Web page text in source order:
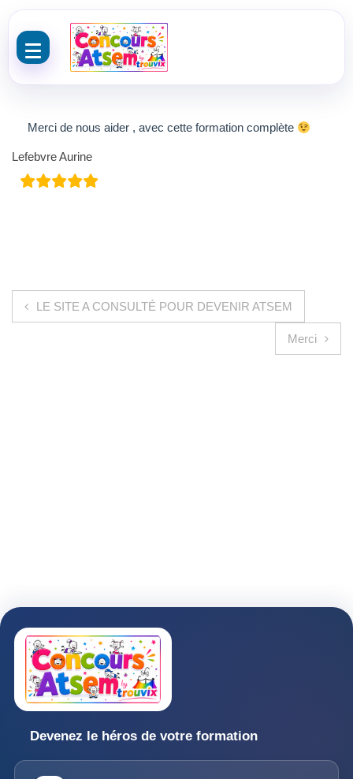
Merci de nous aider , avec cette formation complète
Lefebvre Aurine
Navigation de l’article
LE SITE A CONSULTÉ POUR DEVENIR ATSEM
Merci
Devenez le héros de votre formation